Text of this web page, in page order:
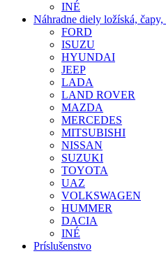
INÉ
Náhradne diely ložíská,
FORD
ISUZU
HYUNDAI
JEEP
LADA
LAND ROVER
MAZDA
MERCEDES
MITSUBISHI
NISSAN
SUZUKI
TOYOTA
UAZ
VOLKSWAGEN
HUMMER
DACIA
INÉ
Príslušenstvo